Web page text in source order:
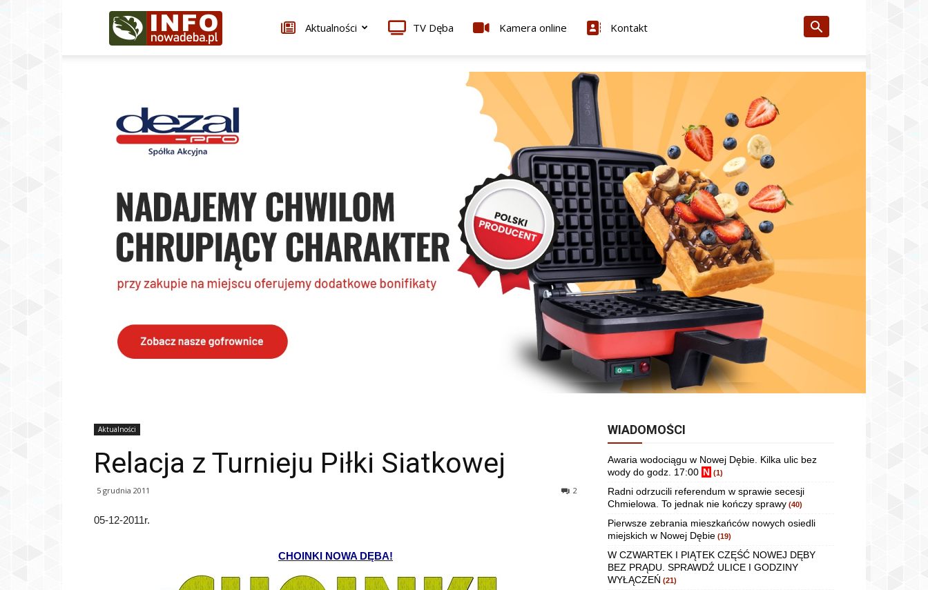
Infonowadeba.pl Aktualności TV Dęba Kamera online Kontakt
Aktualności
Relacja z Turnieju Piłki Siatkowej
5 grudnia 2011 2
05-12-2011r.
CHOINKI NOWA DĘBA!
WIADOMOŚCI
Awaria wodociągu w Nowej Dębie. Kilka ulic bez
wody do godz. 17:00 N (1)
Radni odrzucili referendum w sprawie secesji
Chmielowa. To jednak nie kończy sprawy (40)
Pierwsze zebrania mieszkańców nowych osiedli
miejskich w Nowej Dębie (19)
W CZWARTEK I PIĄTEK CZĘŚĆ NOWEJ DĘBY
BEZ PRĄDU. SPRAWDŹ ULICE I GODZINY
WYŁĄCZEŃ (21)